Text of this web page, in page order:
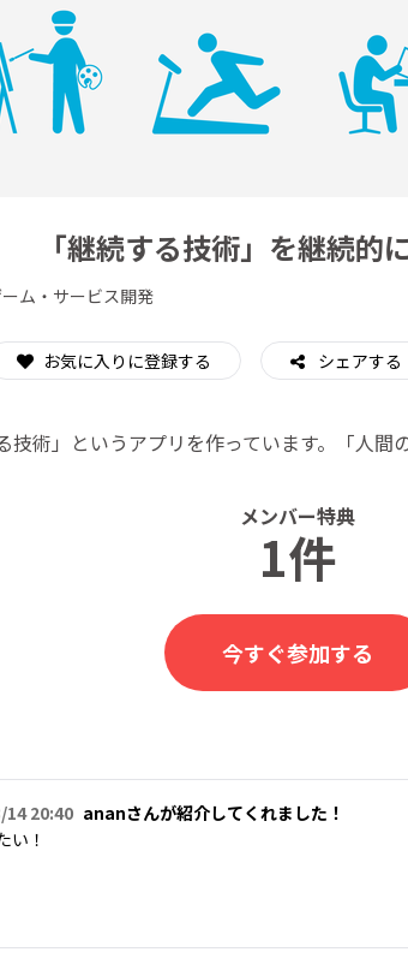
ソーシャルグッド
「継続する技術」を継続的
ム・サービス開発
お気に入りに登録する シェアする
技術」というアプリを作っています。「人間
メンバー特典
1件
今すぐ参加する
14 20:40 ananさんが紹介してくれました！
い！